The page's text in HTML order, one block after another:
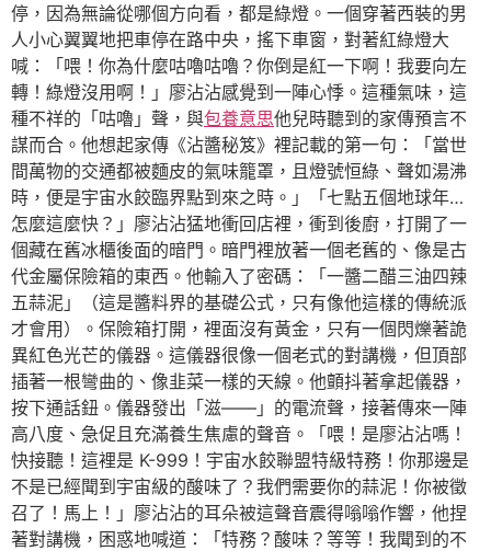
停，因為無論從哪個方向看，都是綠燈。一個穿著西裝的男
人小心翼翼地把車停在路中央，搖下車窗，對著紅綠燈大
喊：「喂！你為什麼咕嚕咕嚕？你倒是紅一下啊！我要向左
轉！綠燈沒用啊！」廖沾沾感覺到一陣心悸。這種氣味，這
種不祥的「咕嚕」聲，與包養意思他兒時聽到的家傳預言不
謀而合。他想起家傳《沾醬秘笈》裡記載的第一句：「當世
間萬物的交通都被麵皮的氣味籠罩，且燈號恒綠、聲如湯沸
時，便是宇宙水餃臨界點到來之時。」「七點五個地球年…
怎麼這麼快？」廖沾沾猛地衝回店裡，衝到後廚，打開了一
個藏在舊冰櫃後面的暗門。暗門裡放著一個老舊的、像是古
代金屬保險箱的東西。他輸入了密碼：「一醬二醋三油四辣
五蒜泥」（這是醬料界的基礎公式，只有像他這樣的傳統派
才會用）。保險箱打開，裡面沒有黃金，只有一個閃爍著詭
異紅色光芒的儀器。這儀器很像一個老式的對講機，但頂部
插著一根彎曲的、像韭菜一樣的天線。他顫抖著拿起儀器，
按下通話鈕。儀器發出「滋——」的電流聲，接著傳來一陣
高八度、急促且充滿養生焦慮的聲音。「喂！是廖沾沾嗎！
快接聽！這裡是 K-999！宇宙水餃聯盟特級特務！你那邊是
不是已經聞到宇宙級的酸味了？我們需要你的蒜泥！你被徵
召了！馬上！」廖沾沾的耳朵被這聲音震得嗡嗡作響，他捏
著對講機，困惑地喊道：「特務？酸味？等等！我聞到的不